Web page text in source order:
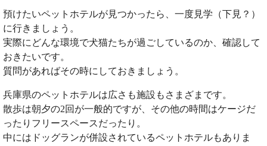
預けたいペットホテルが見つかったら、一度見学（下見？）
に行きましょう。
実際にどんな環境で犬猫たちが過ごしているのか、確認して
おきたいです。
質問があればその時にしておきましょう。
兵庫県のペットホテルは広さも施設もさまざまです。
散歩は朝夕の2回が一般的ですが、その他の時間はケージだ
ったりフリースペースだったり。
中にはドッグランが併設されているペットホテルもありま